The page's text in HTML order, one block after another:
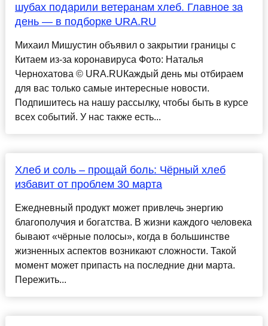
шубах подарили ветеранам хлеб. Главное за
день — в подборке URA.RU
Михаил Мишустин объявил о закрытии границы с
Китаем из-за коронавируса Фото: Наталья
Чернохатова © URA.RUКаждый день мы отбираем
для вас только самые интересные новости.
Подпишитесь на нашу рассылку, чтобы быть в курсе
всех событий. У нас также есть...
Хлеб и соль – прощай боль: Чёрный хлеб
избавит от проблем 30 марта
Ежедневный продукт может привлечь энергию
благополучия и богатства. В жизни каждого человека
бывают «чёрные полосы», когда в большинстве
жизненных аспектов возникают сложности. Такой
момент может припасть на последние дни марта.
Пережить...